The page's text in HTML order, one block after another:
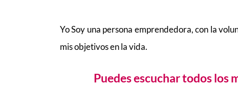
Yo Soy una persona emprendedora, con la
mis objetivos en la vida.
Puedes escuchar todos los